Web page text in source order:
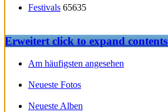
Festivals 65635
Erweitertclick to expand contents
Am häufigsten angesehen
Neueste Fotos
Neueste Alben